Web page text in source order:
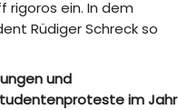
rigoros ein. In dem
Rüdiger Schreck so
und
im Jahr